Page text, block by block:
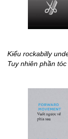
Kiểu rockabilly
Tuy nhiên phần